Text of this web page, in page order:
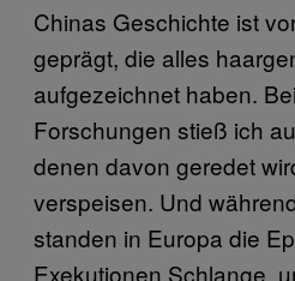
Chinas Geschichte ist
geprägt, die alles
aufgezeichnet haben.
Forschungen stieß ich
denen davon geredet
verspeisen. Und
standen in Europa die
Exekutionen Schlange,